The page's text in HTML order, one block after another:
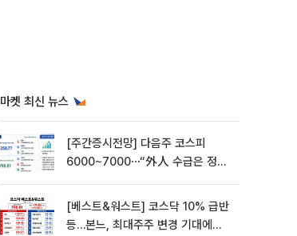
마켓 최신 뉴스
[주간증시전망] 다음주 코스피
6000~7000⋯“外人 수급은 정책
[베스트&워스트] 코스닥 10% 급반
등…본느, 최대주주 변경 기대에